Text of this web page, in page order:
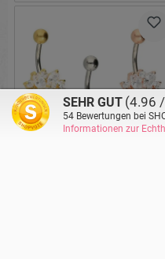
SEHR GUT (4.96
54 Bewertungen bei
Informationen zur